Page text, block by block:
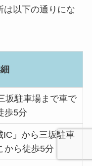
は以下の通りにな
坂駐車場まで車で
歩5分
IC」から三坂駐車
から徒歩5分